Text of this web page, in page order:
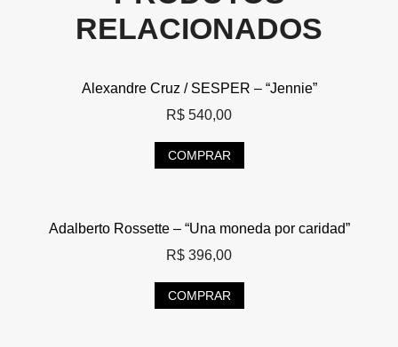
RELACIONADOS
Alexandre Cruz / SESPER – “Jennie”
R$ 540,00
COMPRAR
Adalberto Rossette – “Una moneda por caridad”
R$ 396,00
COMPRAR